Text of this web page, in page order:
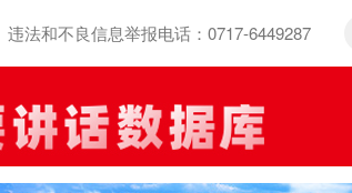
违法和不良信息举报电话：0717-6449287